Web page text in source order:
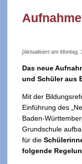
[Aktualisiert am Montag,
Das neue
und Schüler aus
Mit der
Einführung des
Baden-
Grundschule
für die
folgende